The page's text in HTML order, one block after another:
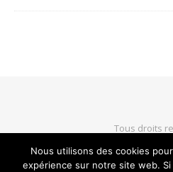
Tous droits
Nous utilisons des cookies
expérience sur notre site web.